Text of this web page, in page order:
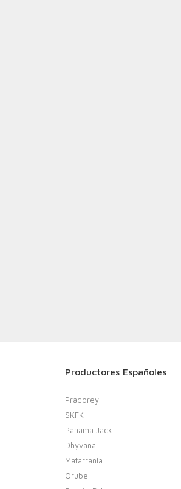
Productores Españoles
Pradorey
SKFK
Panama Jack
Dhyvana
Matarrania
Orube